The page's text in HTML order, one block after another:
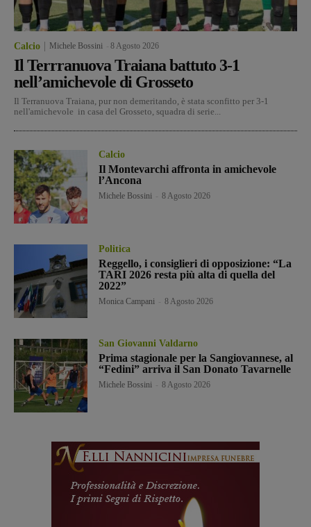
Calcio Michele Bossini 8 Agosto 2026
Il Terrranuova Traiana battuto 3-1
nell’amichevole di Grosseto
Il Terranuova Traiana, pur non demeritando, è stata sconfitto per 3-1
nell'amichevole in casa del Grosseto, squadra di serie...
Calcio
Il Montevarchi affronta in amichevole
l’Ancona
Michele Bossini 8 Agosto 2026
Politica
Reggello, i consiglieri di opposizione: “La
TARI 2026 resta più alta di quella del
2022”
Monica Campani 8 Agosto 2026
San Giovanni Valdarno
Prima stagionale per la Sangiovannese, al
“Fedini” arriva il San Donato Tavarnelle
Michele Bossini 8 Agosto 2026